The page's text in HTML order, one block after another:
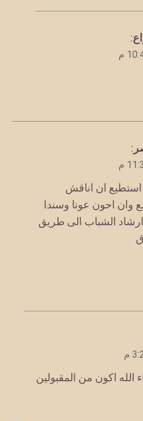
:
:
ان اناقش
وان احون عونا وسندا
الشباب الى طريق
الله اكون من المقبولين